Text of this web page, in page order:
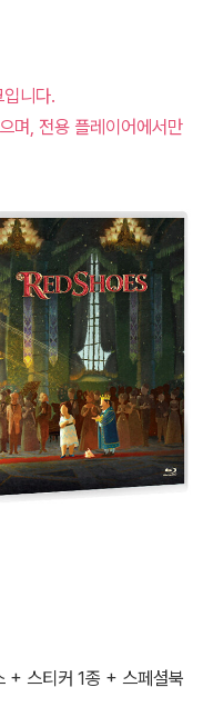
니다.
며, 전용 플레이어에서만
+ 스티커 1종 + 스페셜북